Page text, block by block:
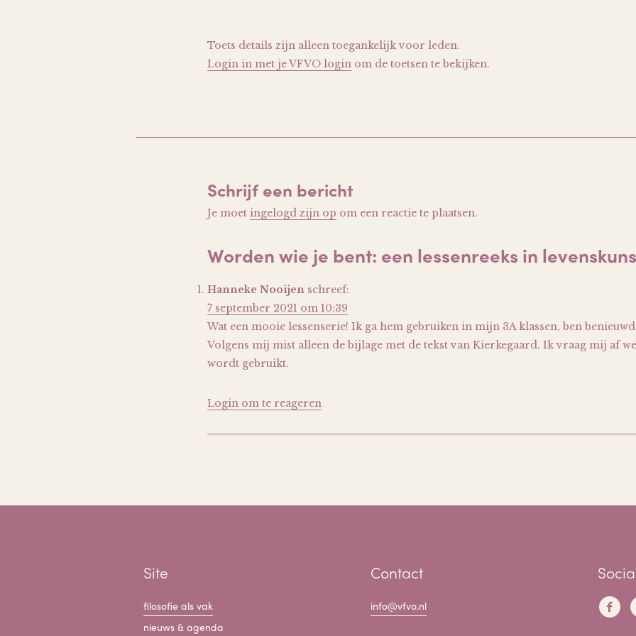
Toets details zijn alleen toegankelijk voor leden.
Login in met je VFVO login om de toetsen te bekijken.
Schrijf een bericht
Je moet ingelogd zijn op om een reactie te plaatsen.
Worden wie je bent: een lessenreeks in
Hanneke Nooijen schreef:
7 september 2021 om 10:39
Wat een mooie lessenserie! Ik ga hem gebruiken in mijn 3A klassen, ben
Volgens mij mist alleen de bijlage met de tekst van Kierkegaard. Ik vraag mij af
wordt gebruikt.
Login om te reageren
Site
filosofie als vak
nieuws & agenda
Contact
info@vfvo.nl